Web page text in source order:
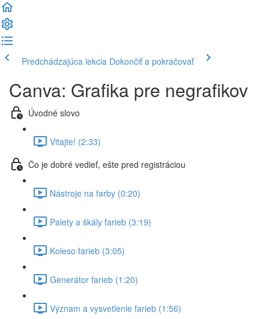
Predchádzajúca lekcia Dokončiť a pokračovať
Canva: Grafika pre negrafikov
Úvodné slovo
Vitajte! (2:33)
Čo je dobré vedieť, ešte pred registráciou
Nástroje na farby (0:20)
Palety a škály farieb (3:19)
Koleso farieb (3:05)
Generátor farieb (1:20)
Význam a vysvetlenie farieb (1:56)